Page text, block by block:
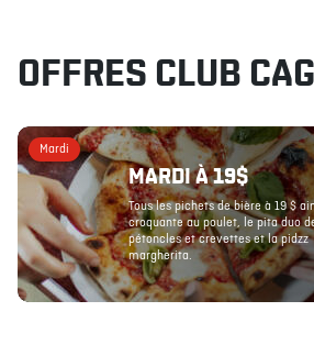
OFFRES CLUB
Mardi
MARDI À 19$
Tous les pichets de bière à 19 $
croquante au poulet, le pita duo
pétoncles et crevettes et la pidzz
margherita.